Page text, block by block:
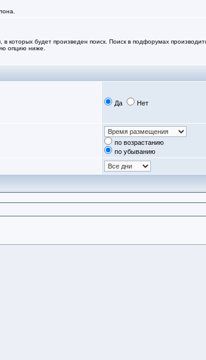
будет произведен поиск. Поиск в подфорумах
опцию ниже.
Да Нет
по возрастанию
по убыванию